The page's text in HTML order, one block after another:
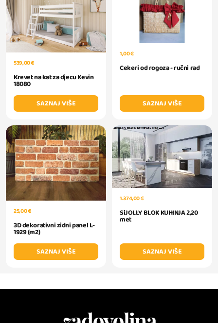
539,00 €
Krevet na kat za djecu Kevin
18080
SAZNAJ VIŠE
1,00 €
Cekeri od rogoza - ručni rad
SAZNAJ VIŠE
25,00 €
3D dekorativni zidni panel L-
1929 (m2)
SAZNAJ VIŠE
1.374,00 €
SiJOLLY BLOK KUHINJA 2,20
met
SAZNAJ VIŠE